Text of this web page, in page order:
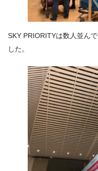
SKY PRIORITYは数人並ん
した。